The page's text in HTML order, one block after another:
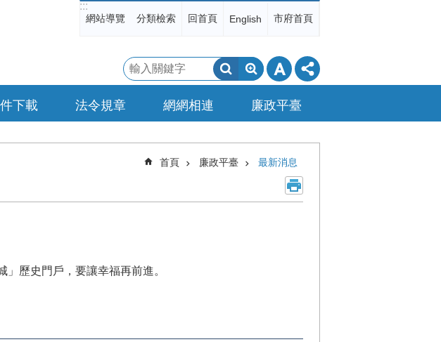
:::
網站導覽 分類檢索 回首頁 English 市府首頁
搜
尋
下載 法令規章 網網相連 廉政平臺
首頁 廉政平臺 最新消息
歷史門戶，要讓幸福再前進。